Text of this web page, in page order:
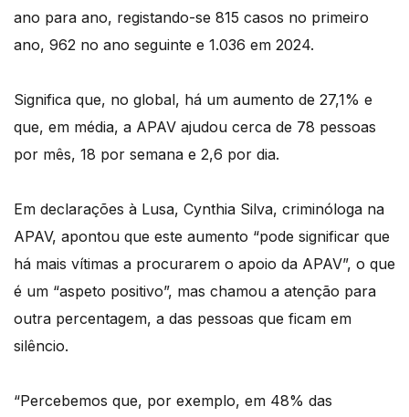
ano para ano, registando-se 815 casos no primeiro
ano, 962 no ano seguinte e 1.036 em 2024.
Significa que, no global, há um aumento de 27,1% e
que, em média, a APAV ajudou cerca de 78 pessoas
por mês, 18 por semana e 2,6 por dia.
Em declarações à Lusa, Cynthia Silva, criminóloga na
APAV, apontou que este aumento “pode significar que
há mais vítimas a procurarem o apoio da APAV”, o que
é um “aspeto positivo”, mas chamou a atenção para
outra percentagem, a das pessoas que ficam em
silêncio.
“Percebemos que, por exemplo, em 48% das